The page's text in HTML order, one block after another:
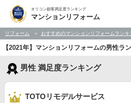
オリコン顧客満足度ランキング
マンションリフォーム
リフォーム おすすめのマンションリフォームランキ
【2021年】マンションリフォームの男性ラ
男性 満足度ランキング
TOTOリモデルサービス